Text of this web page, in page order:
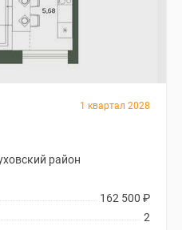
1 квартал 2028
район
162 500 ₽
2